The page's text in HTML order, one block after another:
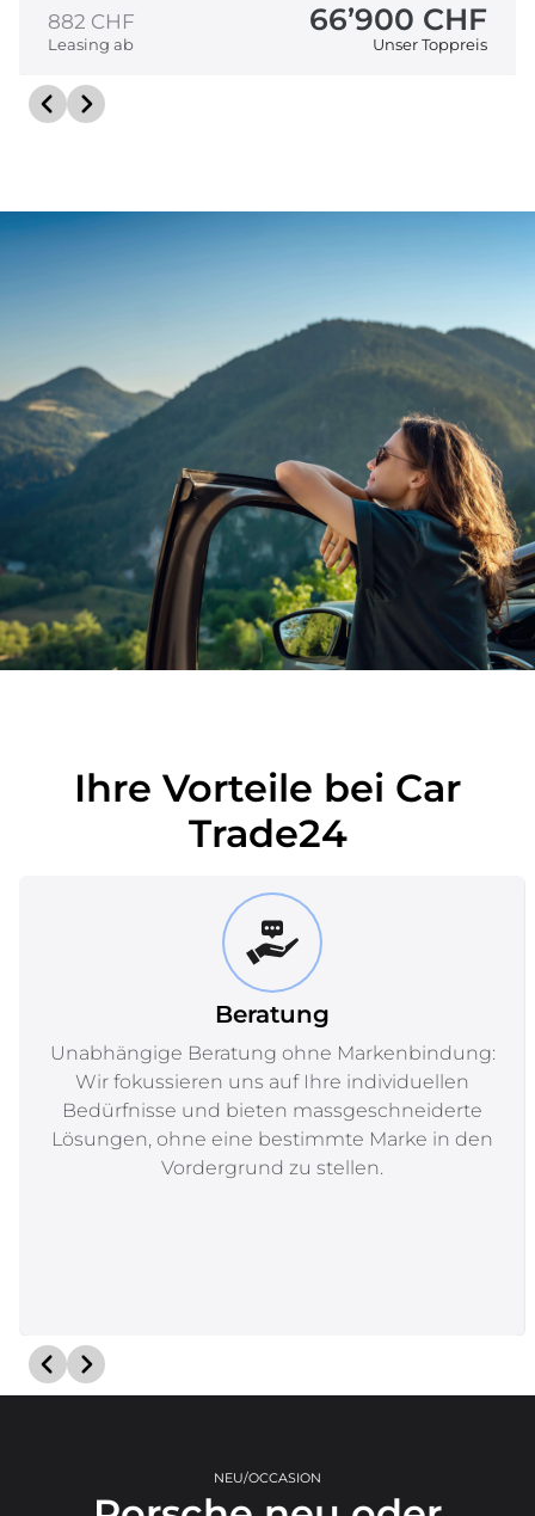
882 CHF
Leasing ab
66’900 CHF
Unser Toppreis
Ihre Vorteile bei Car
Trade24
Beratung
Unabhängige Beratung ohne Markenbindung:
Wir fokussieren uns auf Ihre individuellen
Bedürfnisse und bieten massgeschneiderte
Lösungen, ohne eine bestimmte Marke in den
Vordergrund zu stellen.
NEU/OCCASION